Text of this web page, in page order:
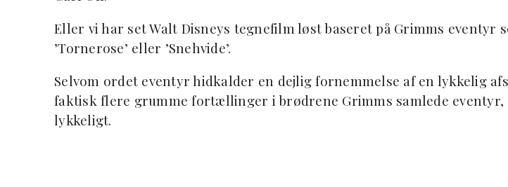
Eller vi har set Walt Disneys tegnefilm løst baseret på Grimms eventyr
’Tornerose’ eller ’Snehvide’.
Selvom ordet eventyr hidkalder en dejlig fornemmelse af en lykkelig
faktisk flere grumme fortællinger i brødrene Grimms samlede
lykkeligt.